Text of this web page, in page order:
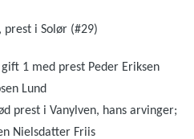
prest i Solør (#29)
1 med prest Peder Eriksen
Lund
prest i Vanylven, hans arvinger;
Nielsdatter Friis